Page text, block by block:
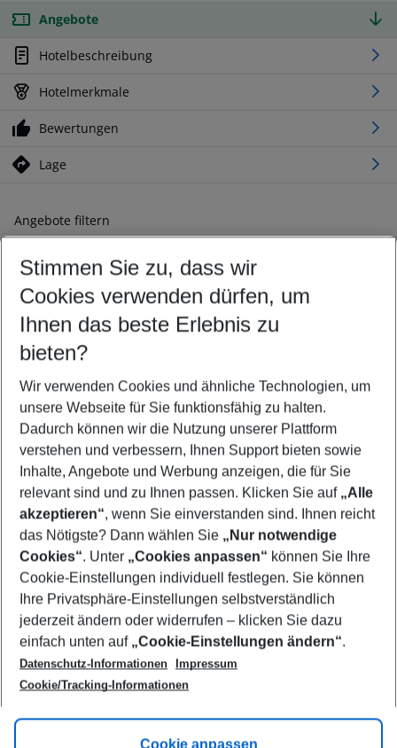
Angebote
Hotelbeschreibung
Hotelmerkmale
Bewertungen
Lage
Angebote filtern
Ändern Sie Ihre Kriterien nach Ihren Wünschen
Abflughafen wählen
Beliebiger Abflughafen
Reisezeitraum wählen
10.08.26– 08.08.27 5-8 Nächte
2 Erwachsene Keine Kinder
Mehr Filter anzeigen
Footer
Footer navigation
Über uns
AGB
Cookie-Einstellungen ändern
Cookie-Richtlinie
Datenschutz
Service & Hilfe
Barrierefreies Reisen
Check-in
Flugbeschränkungen
Folgen Sie uns
Stimmen Sie zu, dass wir
Cookies verwenden dürfen, um
Ihnen das beste Erlebnis zu
bieten?
Wir verwenden Cookies und ähnliche Technologien, um
unsere Webseite für Sie funktionsfähig zu halten.
Dadurch können wir die Nutzung unserer Plattform
verstehen und verbessern, Ihnen Support bieten sowie
Inhalte, Angebote und Werbung anzeigen, die für Sie
relevant sind und zu Ihnen passen. Klicken Sie auf „Alle
akzeptieren“, wenn Sie einverstanden sind. Ihnen reicht
das Nötigste? Dann wählen Sie „Nur notwendige
Cookies“. Unter „Cookies anpassen“ können Sie Ihre
Cookie-Einstellungen individuell festlegen. Sie können
Ihre Privatsphäre-Einstellungen selbstverständlich
jederzeit ändern oder widerrufen – klicken Sie dazu
einfach unten auf „Cookie-Einstellungen ändern“.
Datenschutz-Informationen
Impressum
Cookie/Tracking-Informationen
Cookie anpassen